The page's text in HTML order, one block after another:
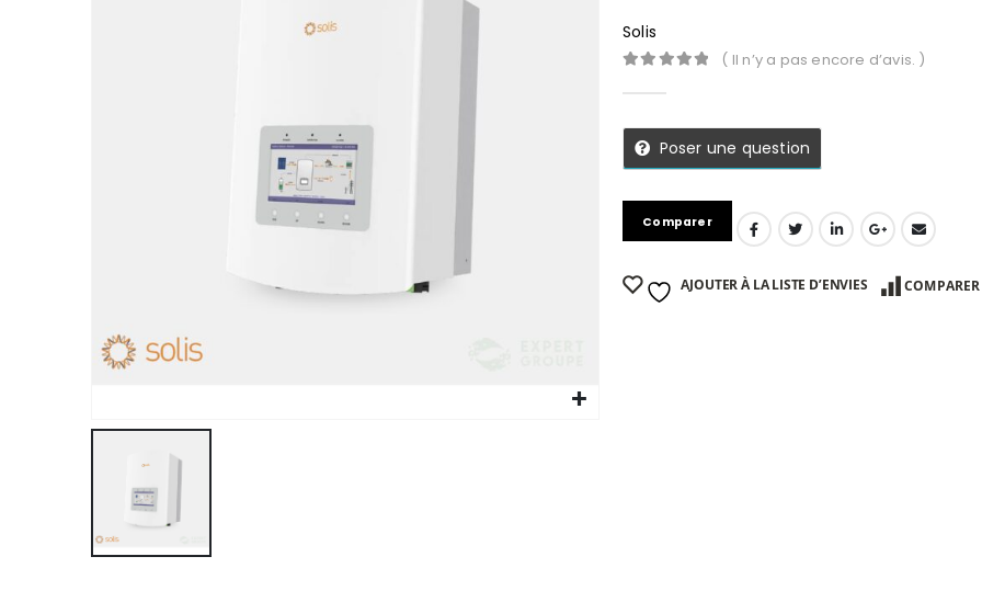
Solis
( Il n’y a pas encore d’avis. )
Poser une question
Comparer
AJOUTER À LA LISTE D’ENVIES COMPARER